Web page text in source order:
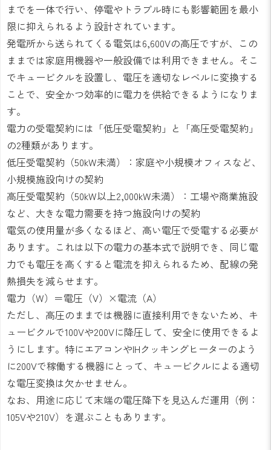
までを一体で行い、停電やトラブル時にも影響範囲を最小
限に抑えられるよう設計されています。
発電所から送られてくる電気は6,600Vの高圧ですが、この
ままでは家庭用機器や一般設備では利用できません。そこ
でキュービクルを設置し、電圧を適切なレベルに変換する
ことで、安全かつ効率的に電力を供給できるようになりま
す。
電力の受電契約には「低圧受電契約」と「高圧受電契約」
の2種類があります。
低圧受電契約（50kW未満）：家庭や小規模オフィスなど、
小規模施設向けの契約
高圧受電契約（50kW以上2,000kW未満）：工場や商業施設
など、大きな電力需要を持つ施設向けの契約
電気の使用量が多くなるほど、高い電圧で受電する必要が
あります。これは以下の電力の基本式で説明でき、同じ電
力でも電圧を高くすると電流を抑えられるため、配線の発
熱損失を減らせます。
電力（W）＝電圧（V）×電流（A）
ただし、高圧のままでは機器に直接利用できないため、キ
ュービクルで100Vや200Vに降圧して、安全に使用できるよ
うにします。特にエアコンやIHクッキングヒーターのよう
に200Vで稼働する機器にとって、キュービクルによる適切
な電圧変換は欠かせません。
なお、用途に応じて末端の電圧降下を見込んだ運用（例：
105Vや210V）を選ぶこともあります。